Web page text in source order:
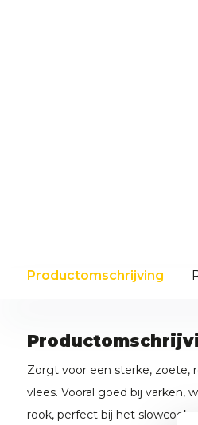
Productomschrijving
Zorgt voor een sterke, zoete,
vlees. Vooral goed bij varken,
rook, perfect bij het